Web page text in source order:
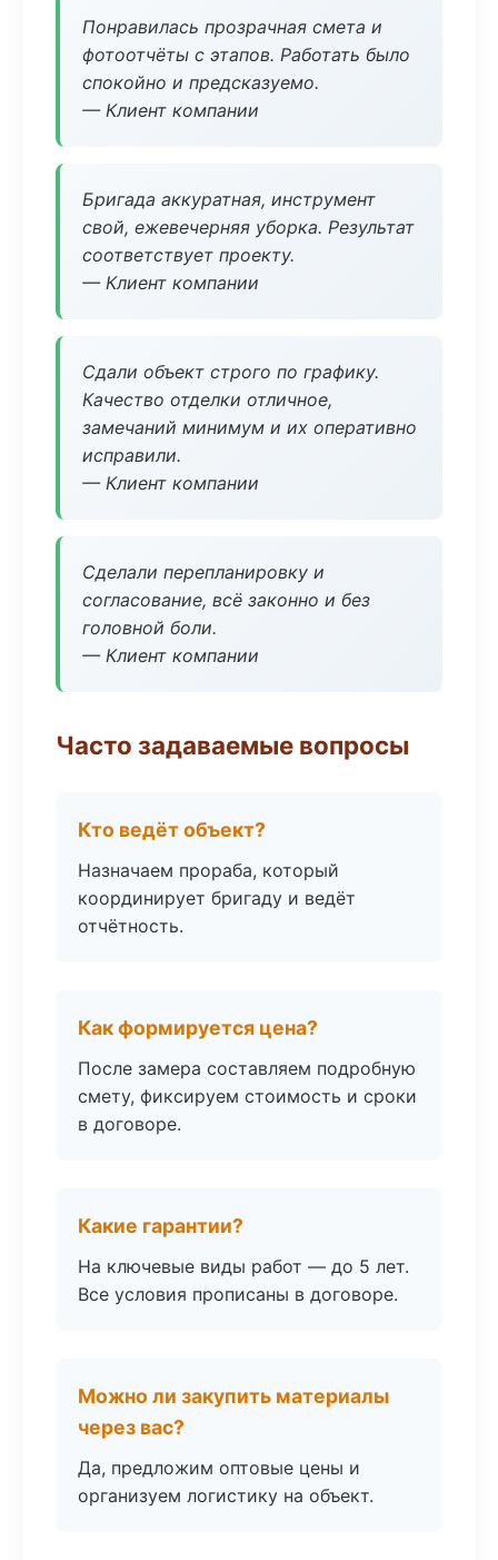
Понравилась прозрачная смета и
фотоотчёты с этапов. Работать было
спокойно и предсказуемо.
— Клиент компании
Бригада аккуратная, инструмент
свой, ежевечерняя уборка. Результат
соответствует проекту.
— Клиент компании
Сдали объект строго по графику.
Качество отделки отличное,
замечаний минимум и их оперативно
исправили.
— Клиент компании
Сделали перепланировку и
согласование, всё законно и без
головной боли.
— Клиент компании
Часто задаваемые вопросы
Кто ведёт объект?
Назначаем прораба, который
координирует бригаду и ведёт
отчётность.
Как формируется цена?
После замера составляем подробную
смету, фиксируем стоимость и сроки
в договоре.
Какие гарантии?
На ключевые виды работ — до 5 лет.
Все условия прописаны в договоре.
Можно ли закупить материалы
через вас?
Да, предложим оптовые цены и
организуем логистику на объект.